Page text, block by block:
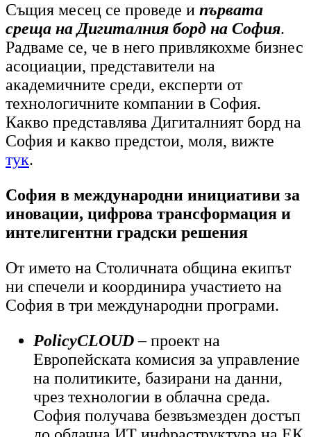
Същия месец се проведе и първата
среща на Дигиталния борд на София.
Радваме се, че в него привлякохме бизнес
асоциации, представители на
академичните среди, експерти от
технологичните компании в София.
Какво представлява Дигиталният борд на
София и какво предстои, моля, вижте
тук.
София в международни инициативи за
иновации, цифрова трансформация и
интелигентни градски решения
От името на Столичната община екипът
ни спечели и координира участието на
София в три международни програми.
PolicyCLOUD– проект на
Европейската комисия за управление
на политиките, базирани на данни,
чрез технологии в облачна среда.
София получава безвъзмезден достъп